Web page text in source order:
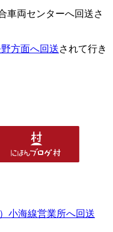
車両センターへ回送さ
方面へ回送されて行き
小海線営業所へ回送